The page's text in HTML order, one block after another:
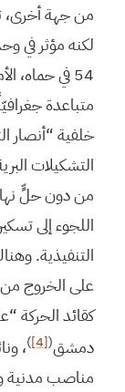
من جهة أخرى،
54 في
خلفية “أنصار
التشكيلات
من دون حلٍّ
اللجوء إلى
التنفيذية.
على الخروج
كقائد الحركة
دمشق(
[4]
)،
مناصب مدنية